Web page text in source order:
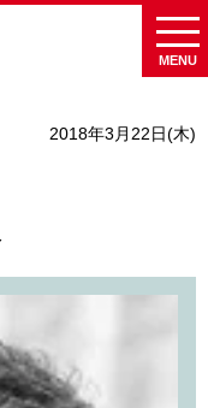
MENU
2018年3月22日(木)